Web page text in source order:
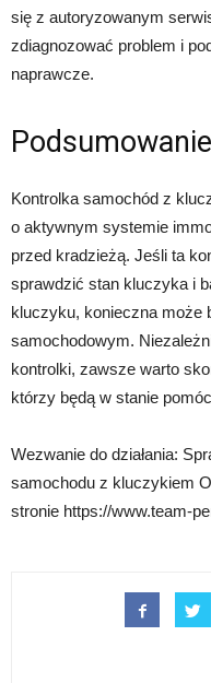
się z autoryzowanym
zdiagnozować problem i
naprawcze.
Podsumowanie
Kontrolka samochód z
o aktywnym systemie
przed kradzieżą. Jeśli ta
sprawdzić stan kluczyka i
kluczyku, konieczna może
samochodowym.
kontrolki, zawsze warto
którzy będą w stanie
Wezwanie do działania:
samochodu z kluczykiem
stronie https://www.team-